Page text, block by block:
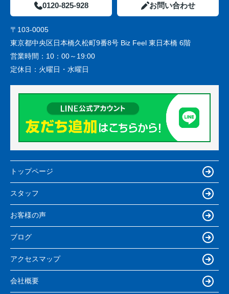
0120-825-928 お問い合わせ
〒103-0005
東京都中央区日本橋久松町9番8号 Biz Feel 東日本橋 6階
営業時間： 10：00～19:00
定休日： 火曜日・水曜日
トップページ
スタッフ
お客様の声
ブログ
アクセスマップ
会社概要